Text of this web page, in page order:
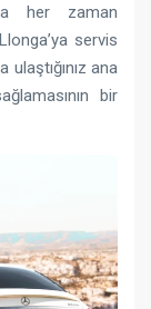
her zaman
servis
ana
bir